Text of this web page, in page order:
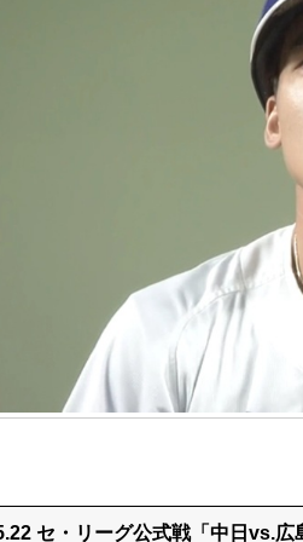
セ・リーグ公式戦「中日vs.広